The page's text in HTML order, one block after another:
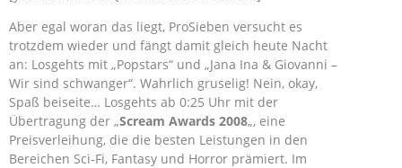
Aber egal woran das liegt, ProSieben versucht es
trotzdem wieder und fängt damit gleich heute Nacht
an: Losgehts mit „Popstars“ und „Jana Ina & Giovanni –
Wir sind schwanger“. Wahrlich gruselig! Nein, okay,
Spaß beiseite… Losgehts ab 0:25 Uhr mit der
Übertragung der „Scream Awards 2008„, eine
Preisverleihung, die die besten Leistungen in den
Bereichen Sci-Fi, Fantasy und Horror prämiert. Im